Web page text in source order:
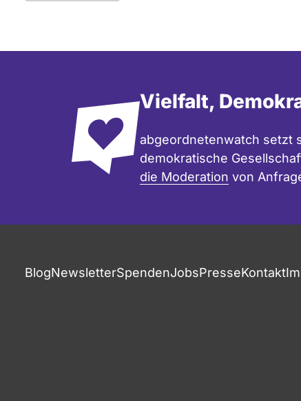
Vielfalt,
abgeordnetenwatch setzt
demokratische
die Moderation von
BlogNewsletterSpendenJobsPresseKontakt